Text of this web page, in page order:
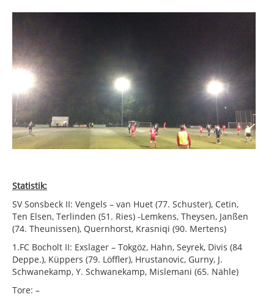
Statistik:
SV Sonsbeck II: Vengels – van Huet (77. Schuster), Cetin,
Ten Elsen, Terlinden (51. Ries) -Lemkens, Theysen, Janßen
(74. Theunissen), Quernhorst, Krasniqi (90. Mertens)
1.FC Bocholt II: Exslager – Tokgöz, Hahn, Seyrek, Divis (84
Deppe.), Küppers (79. Löffler), Hrustanovic, Gurny, J.
Schwanekamp, Y. Schwanekamp, Mislemani (65. Nähle)
Tore: –